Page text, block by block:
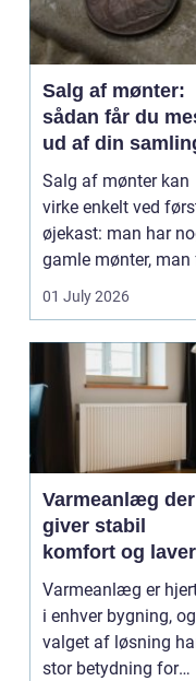
Salg af mønter:
sådan får du
ud af din
Salg af mønter kan
virke enkelt ved
øjekast: man har
gamle mønter, man
dem vurderet...
01 July 2026
Varmeanlæg der
giver stabil
komfort og
energiregning
Varmeanlæg er
i enhver bygning, og
valget af løsning
stor betydning for